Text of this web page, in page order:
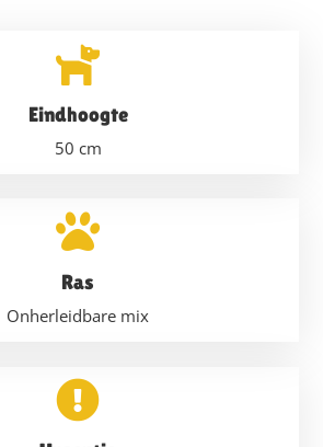
Eindhoogte
50 cm
Ras
Onherleidbare mix